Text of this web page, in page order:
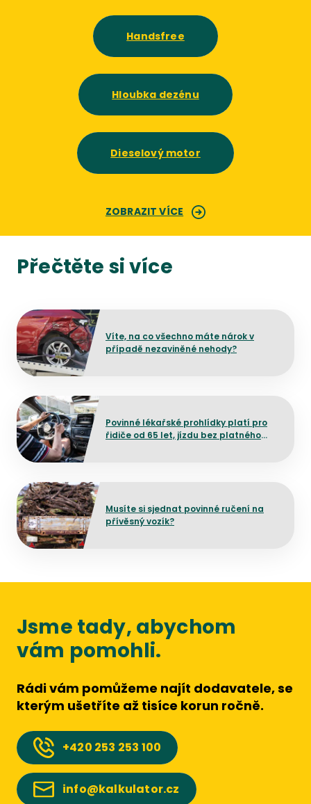
Handsfree
Hloubka dezénu
Dieselový motor
ZOBRAZIT VÍCE
Přečtěte si více
Víte, na co všechno máte nárok v
případě nezaviněné nehody?
Přejít na detail článku
Povinné lékařské prohlídky platí pro
řidiče od 65 let, jízdu bez platného
Přejít na detail článku
Musíte si sjednat povinné ručení na
přívěsný vozík?
Přejít na detail článku
Jsme tady, abychom
vám pomohli.
Rádi vám pomůžeme najít dodavatele, se
kterým ušetříte až tisíce korun ročně.
+420 253 253 100
info@kalkulator.cz